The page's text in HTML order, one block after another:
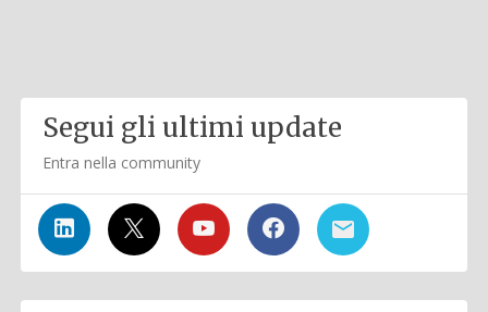
Segui gli ultimi update
Entra nella community